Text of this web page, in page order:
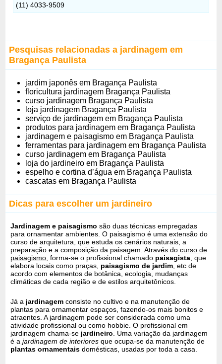
(11) 4033-9509
Pesquisas relacionadas a jardinagem em
Bragança Paulista
jardim japonês em Bragança Paulista
floricultura jardinagem Bragança Paulista
curso jardinagem Bragança Paulista
loja jardinagem Bragança Paulista
serviço de jardinagem em Bragança Paulista
produtos para jardinagem em Bragança Paulista
jardinagem e paisagismo em Bragança Paulista
ferramentas para jardinagem em Bragança Paulista
curso jardinagem em Bragança Paulista
loja do jardineiro em Bragança Paulista
espelho e cortina d’água em Bragança Paulista
cascatas em Bragança Paulista
Dicas para escolher um jardineiro
Jardinagem e paisagismo são duas técnicas empregadas
para ornamentar ambientes. O paisagismo é uma extensão do
curso de arquitetura, que estuda os cenários naturais, a
preparação e a composição da paisagem. Através docurso de
paisagismo , forma-se o profissional chamado paisagista , que
elabora locais como praças, paisagismo de jardim , etc de
acordo com elementos de botânica, ecologia, mudanças
climáticas de cada região e de estilos arquitetônicos.
Já a jardinagem consiste no cultivo e na manutenção de
plantas para ornamentar espaços, fazendo-os mais bonitos e
atraentes. A jardinagem pode ser considerada como uma
atividade profissional ou como hobbie. O profissional em
jardinagem chama-se jardineiro . Uma variação da jardinagem
é ajardinagem de interiores que ocupa-se da manutenção de
plantas ornamentais domésticas, usadas por toda a casa.